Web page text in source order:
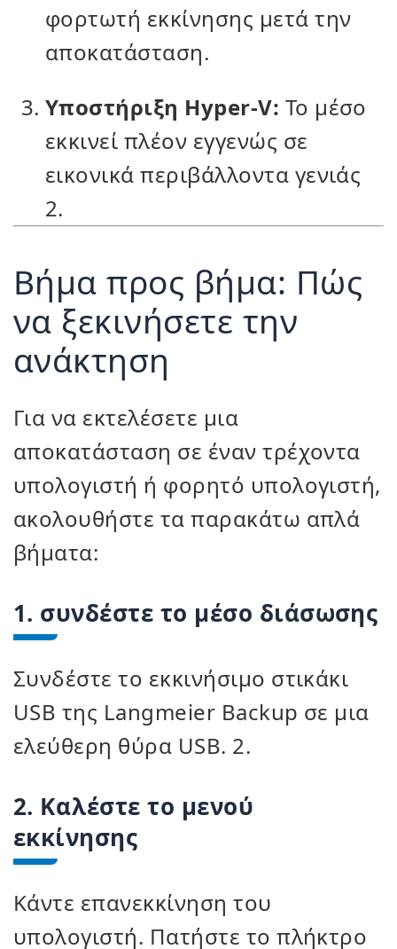
φορτωτή εκκίνησης μετά την
αποκατάσταση.
Υποστήριξη Hyper-V: Το μέσο
εκκινεί πλέον εγγενώς σε
εικονικά περιβάλλοντα γενιάς
2.
Βήμα προς βήμα: Πώς
να ξεκινήσετε την
ανάκτηση
Για να εκτελέσετε μια
αποκατάσταση σε έναν τρέχοντα
υπολογιστή ή φορητό υπολογιστή,
ακολουθήστε τα παρακάτω απλά
βήματα:
1. συνδέστε το μέσο διάσωσης
Συνδέστε το εκκινήσιμο στικάκι
USB της Langmeier Backup σε μια
ελεύθερη θύρα USB. 2.
2. Καλέστε το μενού
εκκίνησης
Κάντε επανεκκίνηση του
υπολογιστή. Πατήστε το πλήκτρο